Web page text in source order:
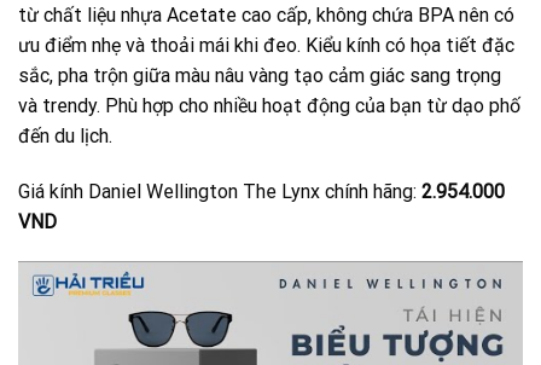
từ chất liệu nhựa Acetate cao cấp, không chứa BPA nên có
ưu điểm nhẹ và thoải mái khi đeo. Kiểu kính có họa tiết đặc
sắc, pha trộn giữa màu nâu vàng tạo cảm giác sang trọng
và trendy. Phù hợp cho nhiều hoạt động của bạn từ dạo phố
đến du lịch.
Giá kính Daniel Wellington The Lynx chính hãng: 2.954.000
VND